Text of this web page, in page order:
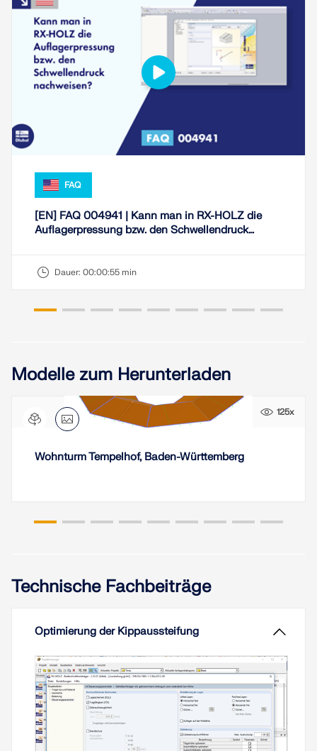
FAQ
[EN] FAQ 004941 | Kann man in RX-HOLZ die
Auflagerpressung bzw. den Schwellendruck
Dauer: 00:00:55 min
Modelle zum Herunterladen
125x
Wohnturm Tempelhof, Baden-Württemberg
Technische Fachbeiträge
Optimierung der Kippaussteifung